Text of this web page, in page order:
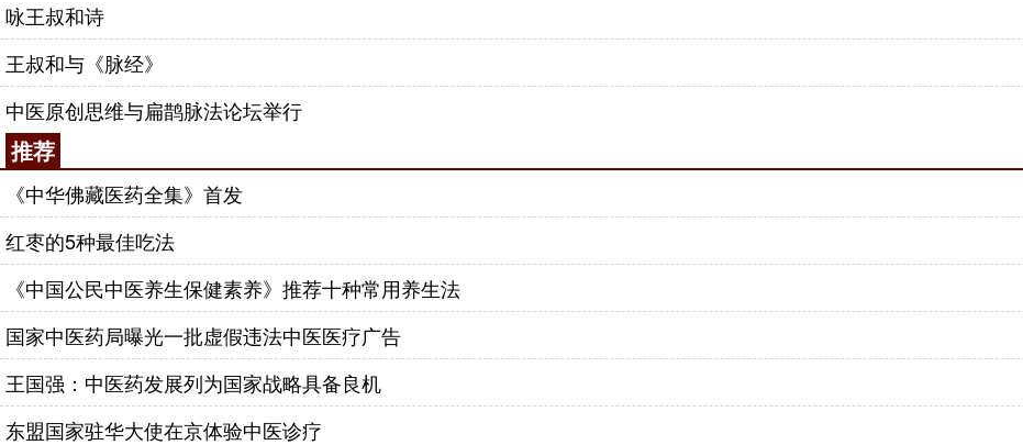
咏王叔和诗
王叔和与《脉经》
中医原创思维与扁鹊脉法论坛举行
推荐
《中华佛藏医药全集》首发
红枣的5种最佳吃法
《中国公民中医养生保健素养》推荐十种常用养生法
国家中医药局曝光一批虚假违法中医医疗广告
王国强：中医药发展列为国家战略具备良机
东盟国家驻华大使在京体验中医诊疗